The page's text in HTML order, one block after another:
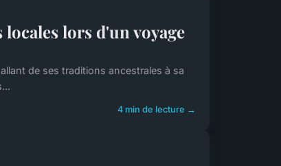
lors d'un voyage
de ses traditions ancestrales à sa
4 min de lecture →